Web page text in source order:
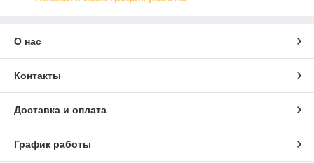
О нас
Контакты
Доставка и оплата
График работы